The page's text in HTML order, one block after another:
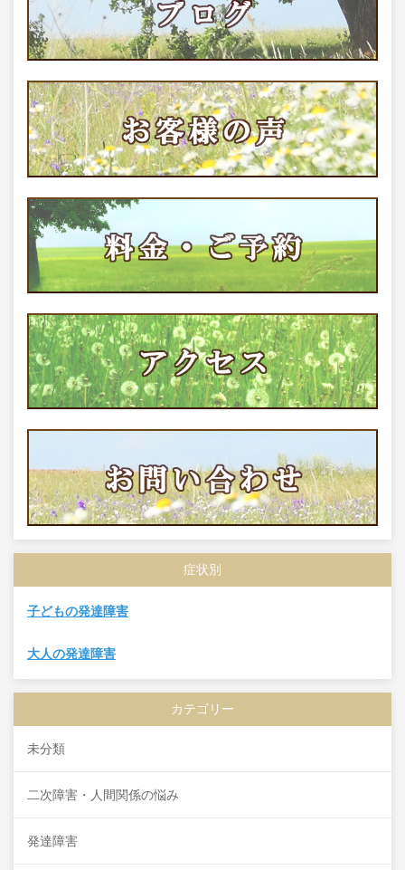
症状別
子どもの発達障害
大人の発達障害
カテゴリー
未分類
二次障害・人間関係の悩み
発達障害